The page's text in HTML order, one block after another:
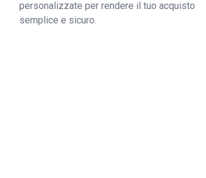
personalizzate per rendere il tuo acquisto
semplice e sicuro.